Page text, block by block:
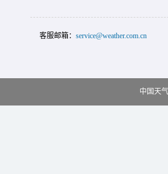
客服邮箱： service@weather.com.cn
中国天